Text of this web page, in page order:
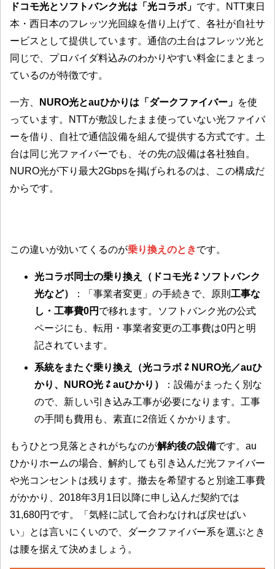
ドコモ光とソフトバンク光は「光コラボ」 です。NTT東日
本・西日本のフレッツ光回線を借り上げて、各社が自社サ
ービスとして提供しています。通信の土台はフレッツ光と
同じで、プロバイダ料込みのわかりやすい料金にまとまっ
ているのが特徴です。
一方、 NURO光とauひかりは「ダークファイバー」 を使
っています。NTTが敷設したまま使っていない光ファイバ
ーを借り、自社で通信設備を組んで提供する方式です。土
台は同じ光ファイバーでも、その先の設備は各社独自。
NURO光が下り最大2Gbpsを掲げられるのは、この構成だ
からです。
この違いが効いてくるのが乗り換えのときです。
光コラボ同士の乗り換え（ドコモ光 ⇄ ソフトバンク
光など）
：「事業者変更」の手続きで、原則 工事な
し・工事費0円 で移れます。ソフトバンク光の公式
ページにも、転用・事業者変更の工事費は0円と明
記されています。
系統をまたぐ乗り換え（光コラボ ⇄ NURO光／auひ
かり、NURO光 ⇄ auひかり）
：設備がまったく別な
ので、新しい引き込み工事が必要になります。工事
の手間も費用も、素直に2倍近くかかります。
もうひとつ見落とされがちなのが解約後の設備です。au
ひかりホームの場合、解約しても引き込んだ光ファイバー
や光コンセントは残ります。撤去を希望すると別途工事費
がかかり、2018年3月1日以降に申し込んだ契約では
31,680円です。「気軽に試して合わなければ戻せばい
い」とは言いにくいので、ダークファイバー系を選ぶとき
は腰を据えて決めましょう。